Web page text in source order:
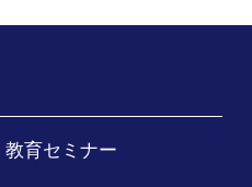
教育セミナー